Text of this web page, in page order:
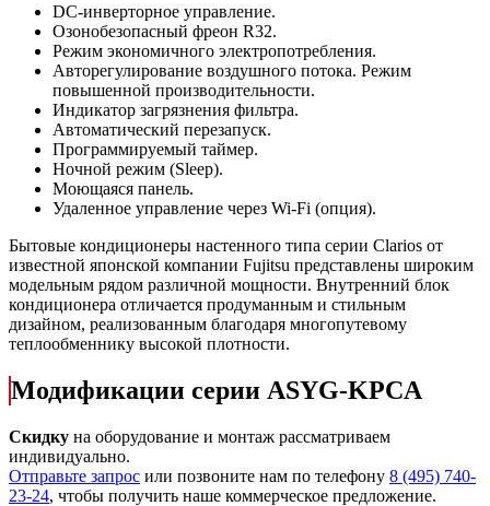
DC-инверторное управление.
Озонобезопасный фреон R32.
Режим экономичного электропотребления.
Авторегулирование воздушного потока. Режим
повышенной производительности.
Индикатор загрязнения фильтра.
Автоматический перезапуск.
Программируемый таймер.
Ночной режим (Sleep).
Моющаяся панель.
Удаленное управление через Wi-Fi (опция).
Бытовые кондиционеры настенного типа серии Clarios от
известной японской компании Fujitsu представлены широким
модельным рядом различной мощности. Внутренний блок
кондиционера отличается продуманным и стильным
дизайном, реализованным благодаря многопутевому
теплообменнику высокой плотности.
Модификации серии ASYG-KPCA
Скидку на оборудование и монтаж рассматриваем
индивидуально.
Отправьте запрос или позвоните нам по телефону 8 (495) 740-
23-24, чтобы получить наше коммерческое предложение.